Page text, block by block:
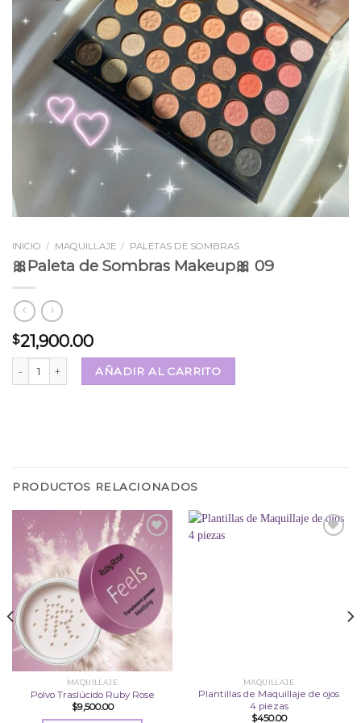
INICIO / MAQUILLAJE / PALETAS DE SOMBRAS
🎀Paleta de Sombras Makeup🎀 09
$21,900.00
🎀Paleta de Sombras Makeup🎀 09 cantidad
AÑADIR AL CARRITO
PRODUCTOS RELACIONADOS
Añadir
a la
lista
de
deseos
MAQUILLAJE
Polvo Traslúcido Ruby Rose
$9,500.00
MAQUILLAJE
Plantillas de Maquillaje de ojos
4 piezas
$450.00